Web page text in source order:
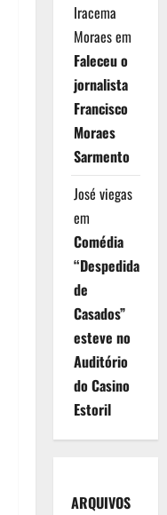
Iracema
Moraesem
Faleceu o
jornalista
Francisco
Moraes
Sarmento
José viegas
em
Comédia
“Despedida
de
Casados”
esteve no
Auditório
do Casino
Estoril
ARQUIVOS